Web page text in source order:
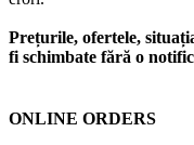
Prețurile, ofertele,
fi schimbate fără o
ONLINE ORDERS